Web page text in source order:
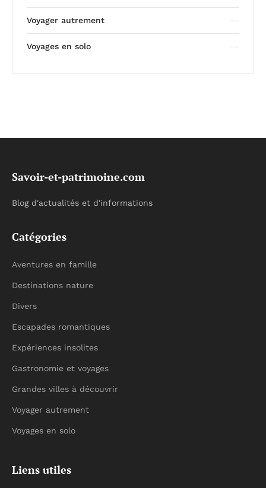
Voyager autrement
Voyages en solo
Savoir-et-patrimoine.com
Blog d'actualités et d'informations
Catégories
Aventures en famille
Destinations nature
Divers
Escapades romantiques
Expériences insolites
Gastronomie et voyages
Grandes villes à découvrir
Voyager autrement
Voyages en solo
Liens utiles